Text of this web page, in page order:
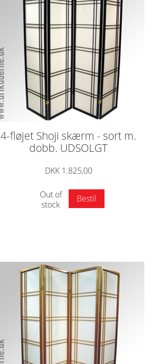
4-fløjet Shoji skærm - sort m.
dobb. UDSOLGT
DKK 1.825,00
Out of
stock
Bestil